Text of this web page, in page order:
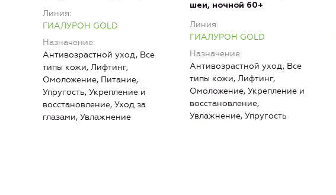
Линия
ГИАЛУРОН GOLD
Назначение
Антивозрастной уход, Все
типы кожи, Лифтинг,
Омоложение, Питание,
Упругость, Укрепление и
восстановление, Уход за
глазами, Увлажнение
шеи, ночной 60+
Линия
ГИАЛУРОН GOLD
Назначение
Антивозрастной уход, Все
типы кожи, Лифтинг,
Омоложение, Укрепление и
восстановление,
Увлажнение, Упругость